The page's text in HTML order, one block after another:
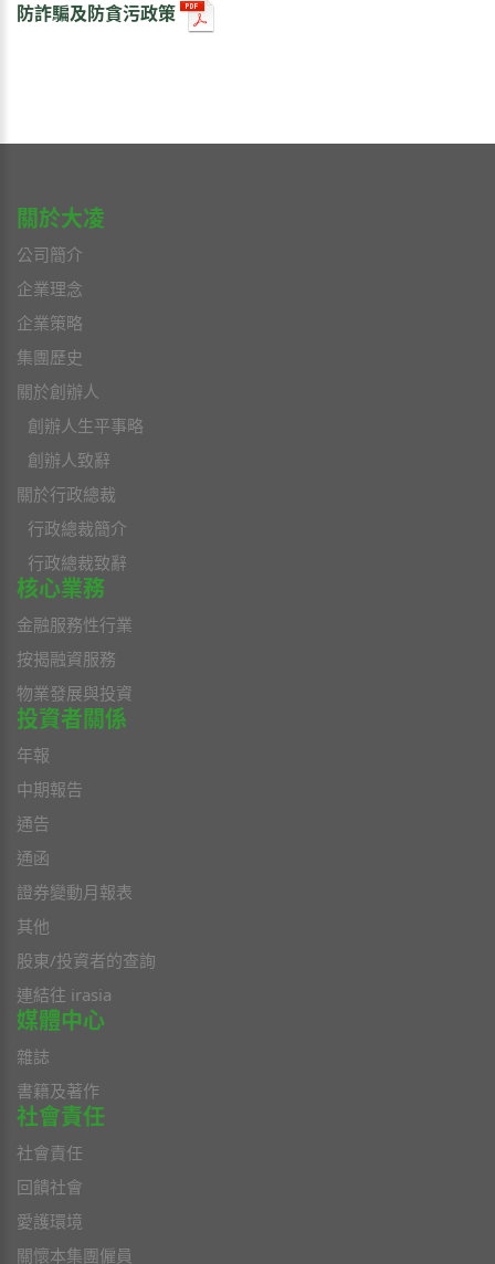
防詐騙及防貪污政策
關於大凌
公司簡介
企業理念
企業策略
集團歷史
關於創辦人
創辦人生平事略
創辦人致辭
關於行政總裁
行政總裁簡介
行政總裁致辭
核心業務
金融服務性行業
按揭融資服務
物業發展與投資
投資者關係
年報
中期報告
通告
通函
證券變動月報表
其他
股東/投資者的查詢
連結往 irasia
媒體中心
雜誌
書籍及著作
社會責任
社會責任
回饋社會
愛護環境
關懷本集團僱員